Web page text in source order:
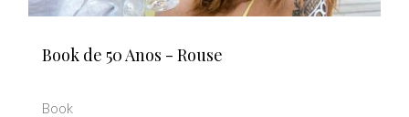
Book de 50 Anos - Rouse
Book